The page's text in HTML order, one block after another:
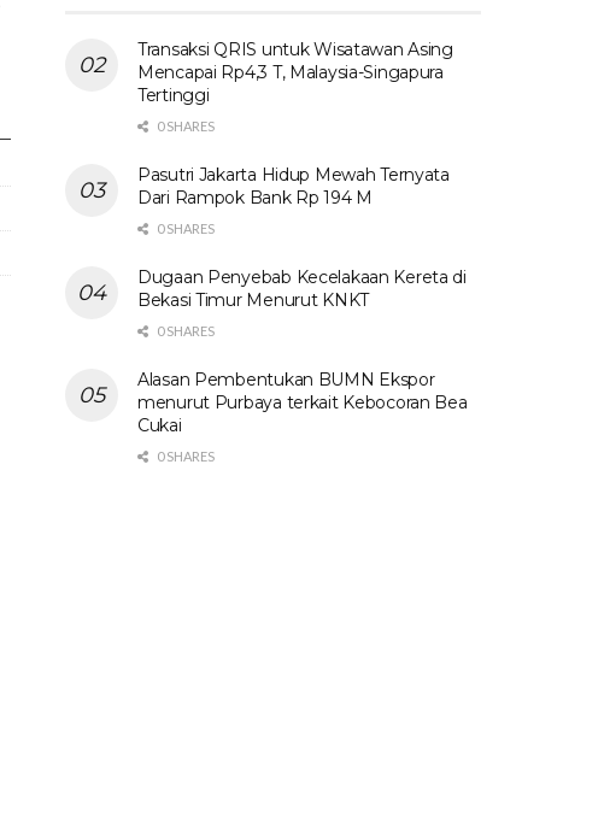
Transaksi QRIS untuk Wisatawan Asing
Mencapai Rp4,3 T, Malaysia-Singapura
Tertinggi
0 SHARES
Pasutri Jakarta Hidup Mewah Ternyata
Dari Rampok Bank Rp 194 M
0 SHARES
Dugaan Penyebab Kecelakaan Kereta di
Bekasi Timur Menurut KNKT
0 SHARES
Alasan Pembentukan BUMN Ekspor
menurut Purbaya terkait Kebocoran Bea
Cukai
0 SHARES